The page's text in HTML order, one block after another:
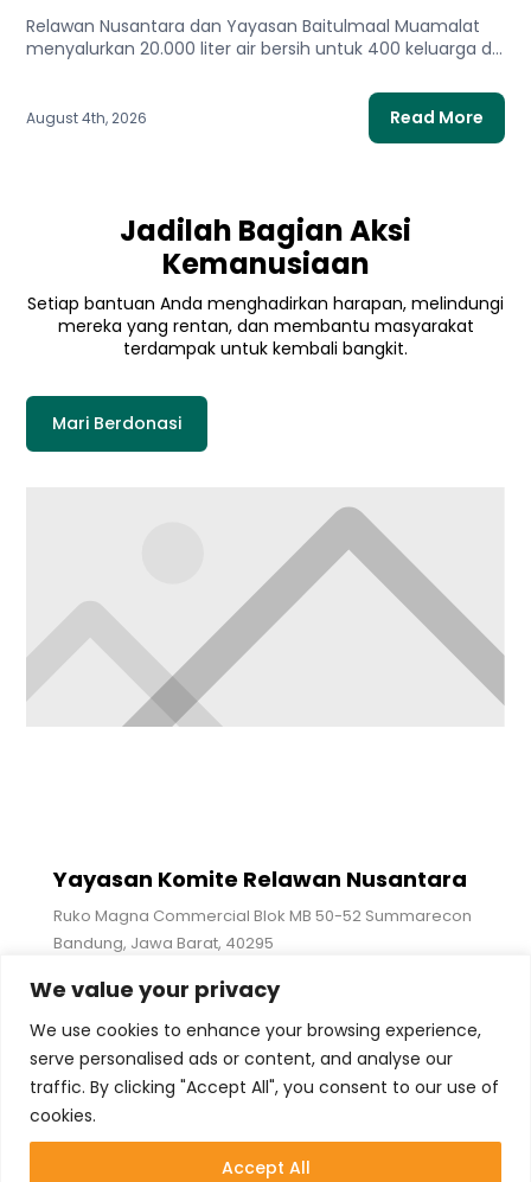
We value your privacy
We use cookies to enhance your browsing experience,
serve personalised ads or content, and analyse our
traffic. By clicking "Accept All", you consent to our use of
cookies.
Accept All
Relawan Nusantara dan Yayasan Baitulmaal Muamalat
menyalurkan 20.000 liter air bersih untuk 400 keluarga di
August 4th, 2026 Read More
Jadilah Bagian Aksi
Kemanusiaan
Setiap bantuan Anda menghadirkan harapan, melindungi
mereka yang rentan, dan membantu masyarakat
terdampak untuk kembali bangkit.
Mari Berdonasi
Yayasan Komite Relawan Nusantara
Ruko Magna Commercial Blok MB 50-52 Summarecon
Bandung, Jawa Barat, 40295
Ikuti Kami
admin@relawannusantara.org